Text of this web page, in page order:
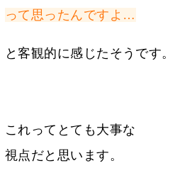
って思ったんですよ…
と客観的に感じたそうです。
これってとても大事な
視点だと思います。